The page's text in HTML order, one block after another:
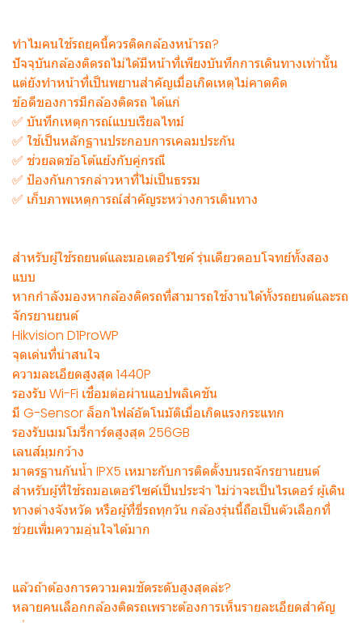
ทำไมคนใช้รถยุคนี้ควรติดกล้องหน้ารถ?
ปัจจุบันกล้องติดรถไม่ได้มีหน้าที่เพียงบันทึกการเดินทางเท่านั้น
แต่ยังทำหน้าที่เป็นพยานสำคัญเมื่อเกิดเหตุไม่คาดคิด
ข้อดีของการมีกล้องติดรถ ได้แก่
✅ บันทึกเหตุการณ์แบบเรียลไทม์
✅ ใช้เป็นหลักฐานประกอบการเคลมประกัน
✅ ช่วยลดข้อโต้แย้งกับคู่กรณี
✅ ป้องกันการกล่าวหาที่ไม่เป็นธรรม
✅ เก็บภาพเหตุการณ์สำคัญระหว่างการเดินทาง
สำหรับผู้ใช้รถยนต์และมอเตอร์ไซค์ รุ่นเดียวตอบโจทย์ทั้งสอง
แบบ
หากกำลังมองหากล้องติดรถที่สามารถใช้งานได้ทั้งรถยนต์และรถ
จักรยานยนต์
Hikvision D1ProWP
จุดเด่นที่น่าสนใจ
ความละเอียดสูงสุด 1440P
รองรับ Wi-Fi เชื่อมต่อผ่านแอปพลิเคชัน
มี G-Sensor ล็อกไฟล์อัตโนมัติเมื่อเกิดแรงกระแทก
รองรับเมมโมรี่การ์ดสูงสุด 256GB
เลนส์มุมกว้าง
มาตรฐานกันน้ำ IPX5 เหมาะกับการติดตั้งบนรถจักรยานยนต์
สำหรับผู้ที่ใช้รถมอเตอร์ไซค์เป็นประจำ ไม่ว่าจะเป็นไรเดอร์ ผู้เดิน
ทางต่างจังหวัด หรือผู้ที่ขี่รถทุกวัน กล้องรุ่นนี้ถือเป็นตัวเลือกที่
ช่วยเพิ่มความอุ่นใจได้มาก
แล้วถ้าต้องการความคมชัดระดับสูงสุดล่ะ?
หลายคนเลือกกล้องติดรถเพราะต้องการเห็นรายละเอียดสำคัญ